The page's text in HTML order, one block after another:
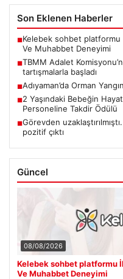
Son Eklenen Haberler
■Kelebek sohbet platformu
Ve Muhabbet Deneyimi
■TBMM Adalet
tartışmalarla başladı
■Adıyaman’da Orman
■2 Yaşındaki Bebeğin
Personeline Takdir Ödülü
■Görevden
pozitif çıktı
Güncel
08/08/2026
Kelebek sohbet platformu
Ve Muhabbet Deneyimi